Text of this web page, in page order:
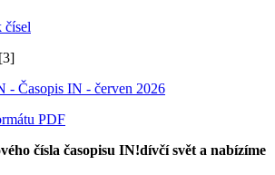
čísel
[3]
PDF
čísla časopisu IN!dívčí svět a nabízíme